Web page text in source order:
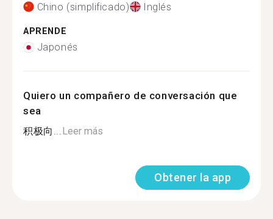
Chino (simplificado) Inglés
APRENDE
Japonés
Quiero un compañero de conversación que
sea
积极向...Leer más
Obtener la app